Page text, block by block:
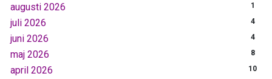
augusti 2026 1
juli 2026 4
juni 2026 4
maj 2026 8
april 2026 10